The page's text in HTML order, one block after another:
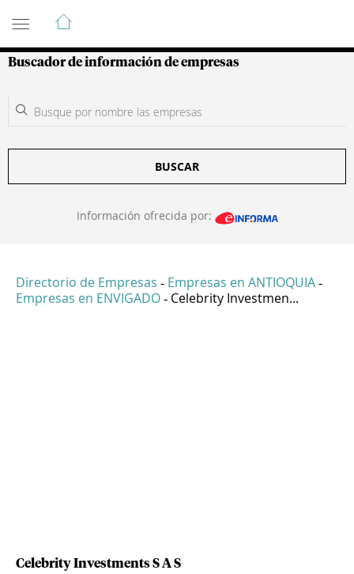
Guía de Empresas Colombianas
Buscador de información de empresas
BUSCAR
Información ofrecida por:
Directorio de Empresas - Empresas en ANTIOQUIA -
Empresas en ENVIGADO - Celebrity Investmen...
Celebrity Investments S A S